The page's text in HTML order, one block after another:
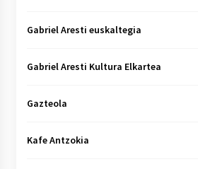
Gabriel Aresti euskaltegia
Gabriel Aresti Kultura Elkartea
Gazteola
Kafe Antzokia